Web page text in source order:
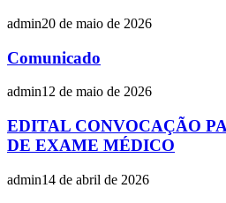
admin20 de maio de 2026
Comunicado
admin12 de maio de 2026
EDITAL CONVOCAÇÃO
DE EXAME MÉDICO
admin14 de abril de 2026